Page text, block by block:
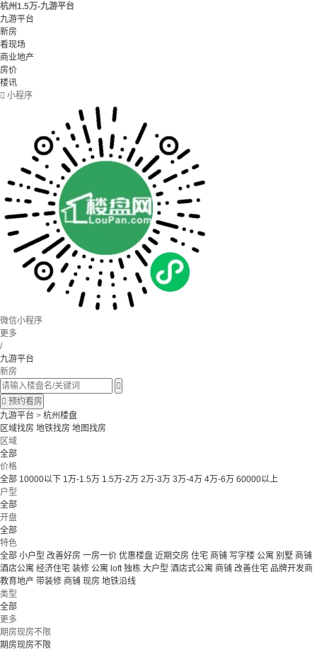
杭州1.5万-九游平台
九游平台
新房
看现场
商业地产
房价
楼讯
 小程序
微信小程序
更多
/
九游平台
新房

 预约看房
九游平台 > 杭州楼盘
区域找房 地铁找房 地图找房
区域
全部
价格
全部 10000以下 1万-1.5万 1.5万-2万 2万-3万 3万-4万 4万-6万 60000以上
户型
全部
开盘
全部
特色
全部 小户型 改善好房 一房一价 优惠楼盘 近期交房 住宅 商铺 写字楼 公寓 别墅 商铺
酒店公寓 经济住宅 装修 公寓 loft独栋 大户型 酒店式公寓 商铺 改善住宅 品牌开发商
教育地产 带装修 商铺 现房 地铁沿线
类型
全部
更多
期房现房不限
期房现房不限